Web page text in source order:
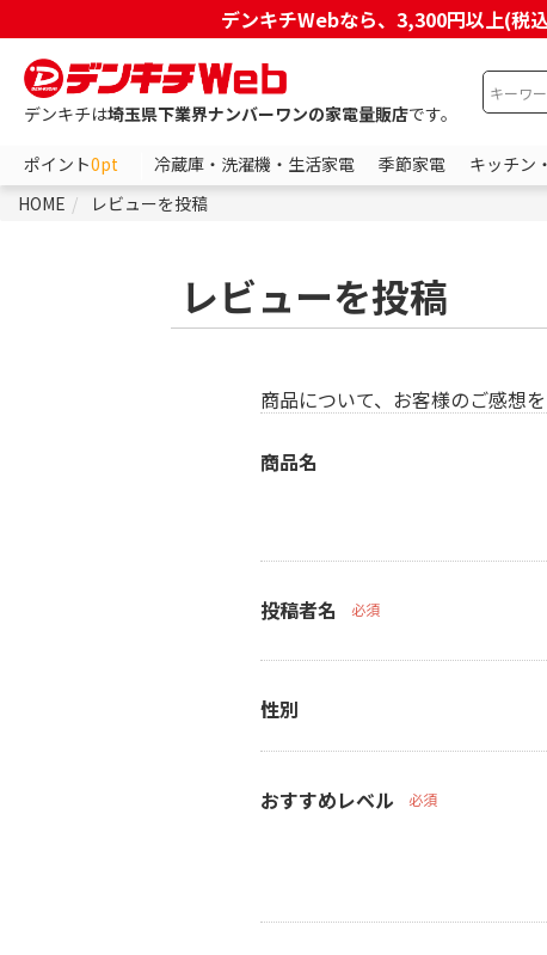
デンキチWebなら、3,300円以上(税
デンキチは埼玉県下業界ナンバーワンの家電量販店です。
ポイント0pt 冷蔵庫・洗濯機・生活家電 季節家電 キッチン
HOME
レビューを投稿
レビューを投稿
商品について、お客様のご感想
商品名
投稿者名 必須
性別
おすすめレベル 必須